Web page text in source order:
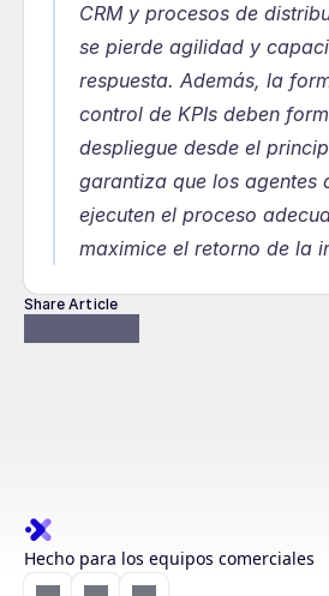
CRM y procesos de
se pierde agilidad y
respuesta. Además, la
control de KPIs deben
despliegue desde el
garantiza que los agentes
ejecuten el proceso
maximice el retorno de la
Share Article
Hecho para los equipos comerciales